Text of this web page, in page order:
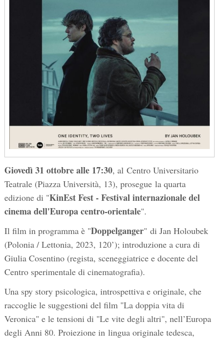
Giovedì 31 ottobre alle 17:30, al Centro Universitario
Teatrale (Piazza Università, 13), prosegue la quarta
edizione di "KinEst Fest - Festival internazionale del
cinema dell'Europa centro-orientale".
Il film in programma è "Doppelganger" di Jan Holoubek
(Polonia / Lettonia, 2023, 120’); introduzione a cura di
Giulia Cosentino (regista, sceneggiatrice e docente del
Centro sperimentale di cinematografia).
Una spy story psicologica, introspettiva e originale, che
raccoglie le suggestioni del film "La doppia vita di
Veronica" e le tensioni di "Le vite degli altri", nell’Europa
degli Anni 80. Proiezione in lingua originale tedesca,